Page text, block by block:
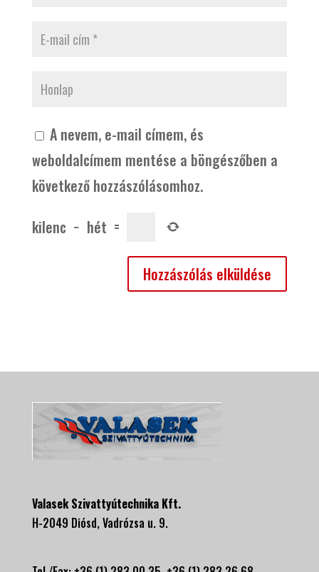
A nevem, e-mail címem, és
weboldalcímem mentése a böngészőben a
következő hozzászólásomhoz.
kilenc − hét =
Valasek Szivattyútechnika Kft.
H-2049 Diósd, Vadrózsa u. 9.